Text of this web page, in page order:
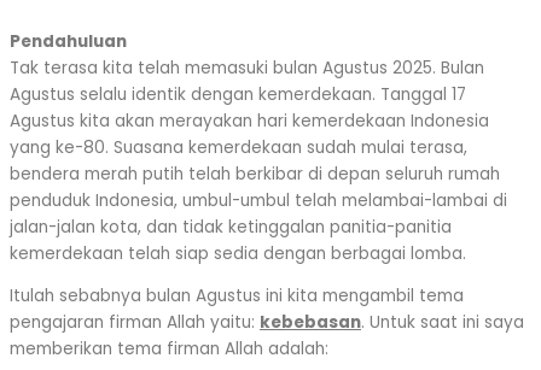
Pendahuluan
Tak terasa kita telah memasuki bulan Agustus 2025. Bulan
Agustus selalu identik dengan kemerdekaan. Tanggal 17
Agustus kita akan merayakan hari kemerdekaan Indonesia
yang ke-80. Suasana kemerdekaan sudah mulai terasa,
bendera merah putih telah berkibar di depan seluruh rumah
penduduk Indonesia, umbul-umbul telah melambai-lambai di
jalan-jalan kota, dan tidak ketinggalan panitia-panitia
kemerdekaan telah siap sedia dengan berbagai lomba.
Itulah sebabnya bulan Agustus ini kita mengambil tema
pengajaran firman Allah yaitu: kebebasan. Untuk saat ini saya
memberikan tema firman Allah adalah: